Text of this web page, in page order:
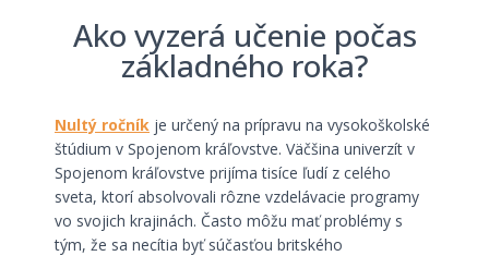
Ako vyzerá učenie počas
základného roka?
Nultý ročník je určený na prípravu na vysokoškolské
štúdium v Spojenom kráľovstve. Väčšina univerzít v
Spojenom kráľovstve prijíma tisíce ľudí z celého
sveta, ktorí absolvovali rôzne vzdelávacie programy
vo svojich krajinách. Často môžu mať problémy s
tým, že sa necítia byť súčasťou britského